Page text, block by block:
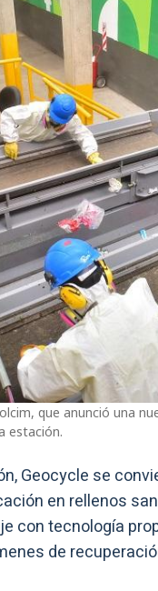
que anunció una
estación.
Geocycle se
en rellenos
con tecnología
de